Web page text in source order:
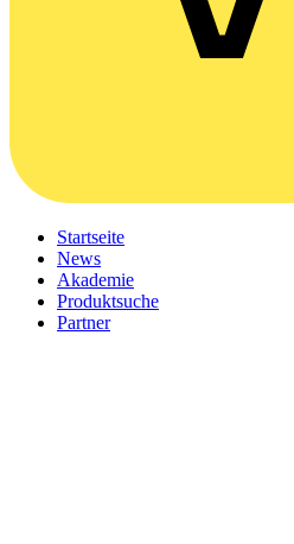
Startseite
News
Akademie
Produktsuche
Partner